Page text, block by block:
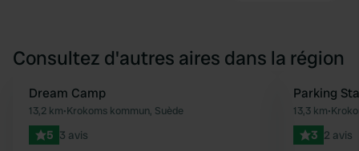
Consultez d'autres aires dans la région
Préféré
Dream Camp
13,2 km•Krokoms kommun, Suède
5 3 avis
Parking
13,3 km•
3 2 avis